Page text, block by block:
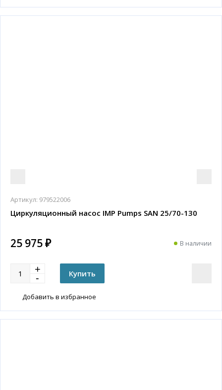
Артикул: 979522006
Циркуляционный насос IMP Pumps SAN 25/70-130
25 975 ₽ В наличии
Добавить в избранное